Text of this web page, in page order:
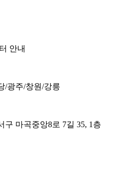
안내
/광주/창원/강릉
구 마곡중앙8로 7길 35, 1층